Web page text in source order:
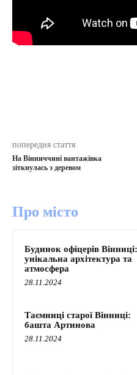
попередня стаття
На Вінниччині вантажівка
зіткнулась з деревом
Про місто
Будинок офіцерів Вінниці:
унікальна архітектура та
атмосфера
28.11.2024
Таємниці старої Вінниці:
башта Артинова
28.11.2024